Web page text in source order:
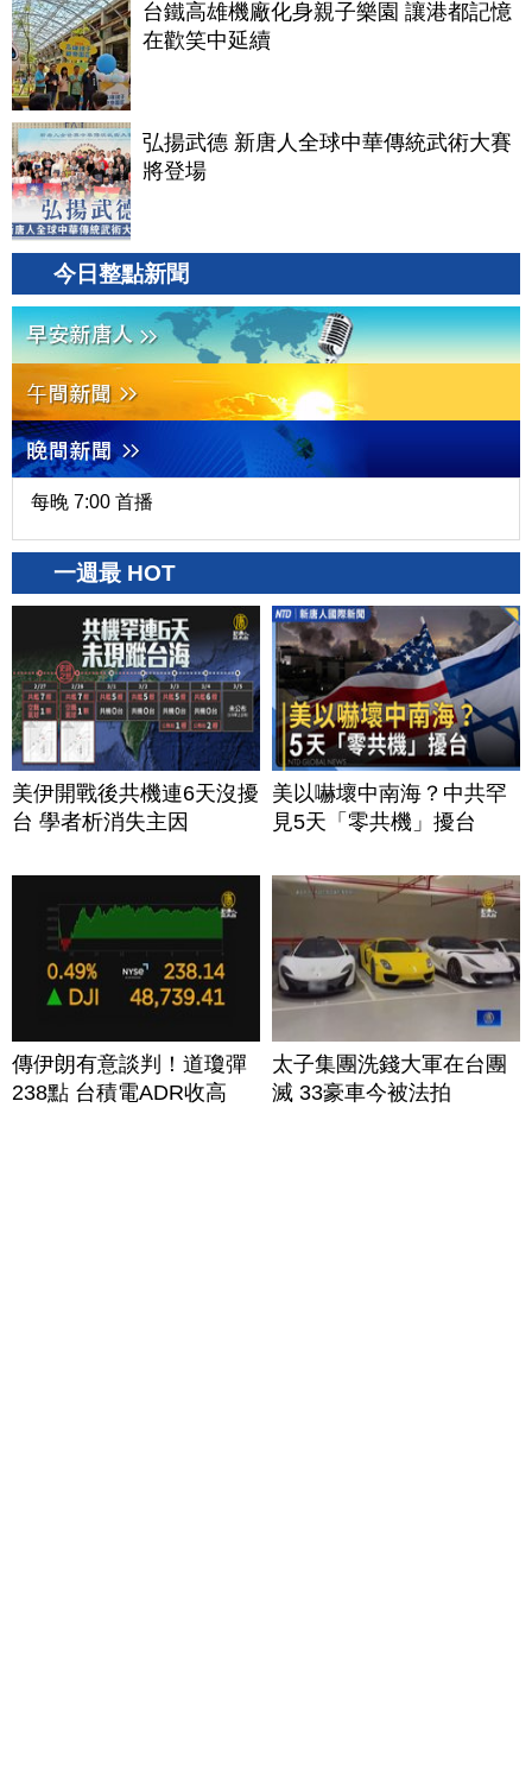
台鐵高雄機廠化身親子樂園 讓港都記憶
在歡笑中延續
弘揚武德 新唐人全球中華傳統武術大賽
將登場
今日整點新聞
每晚 7:00 首播
一週最 HOT
美伊開戰後共機連6天沒擾
台 學者析消失主因
美以嚇壞中南海？中共罕
見5天「零共機」擾台
傳伊朗有意談判！道瓊彈
238點 台積電ADR收高
太子集團洗錢大軍在台團
滅 33豪車今被法拍